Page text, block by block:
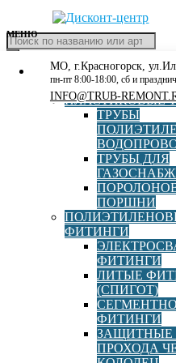
Поиск
товаров
МЕНЮ
КАТАЛОГ
РАСПРОДАЖА
ПЛАСТИКОВЫЕ
ТРУБЫ
ТРУБЫ ДЛЯ
ПОРШНИ
ФИТИНГИ
ФИТИНГИ
ЛИТЫЕ
(СПИГОТ)
ФИТИНГИ
ЗАЩИТНЫЕ
ПРОХОДА
МО, г.Красногорск,
пн-пт 8:00-18:00, сб и
INFO@TRUB-
Главная »500
Elofit
Стальной фланец DN
руб В корзину